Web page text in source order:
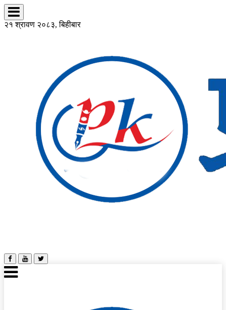
२१ श्रावण २०८३, बिहीबार